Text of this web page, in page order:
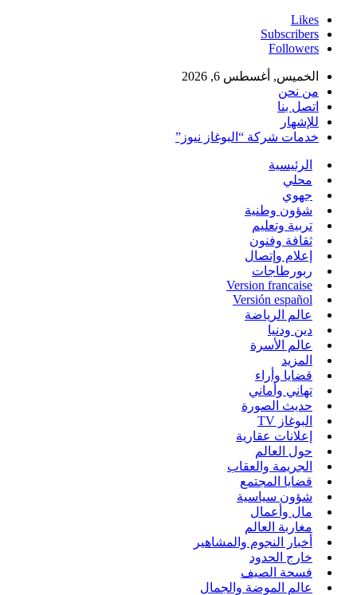
Likes
Subscribers
Followers
الخميس, أغسطس 6, 2026
من نحن
اتصل بنا
للإشهار
خدمات شركة “البوغاز نيوز”
الرئيسية
محلي
جهوي
شؤون وطنية
تربية وتعليم
ثقافة وفنون
إعلام وإتصال
ربورطاجات
Version francaise
Versión español
عالم الرياضة
دين ودنيا
عالم الأسرة
المزيد
قضايا وأراء
تهاني وأماني
حديث الصورة
البوغاز TV
إعلانات عقارية
حول العالم
الجريمة والعقاب
قضايا المجتمع
شؤون سياسية
مال وأعمال
مغاربة العالم
أخبار النجوم والمشاهير
خارج الحدود
فسحة الصيف
عالم الموضة والجمال